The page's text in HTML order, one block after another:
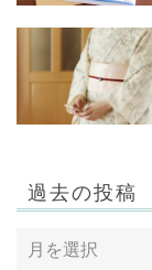
過去の投稿